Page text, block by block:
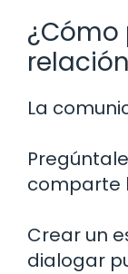
La
comparte
Crear un
dialogar